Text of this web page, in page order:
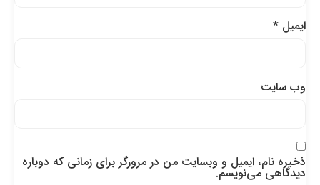
ایمیل*
وب‌ سایت
ذخیره نام، ایمیل و وبسایت من در مرورگر برای زمانی که دوباره
دیدگاهی می‌نویسم.